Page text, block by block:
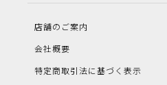
店舗のご案内
会社概要
特定商取引法に基づく表示